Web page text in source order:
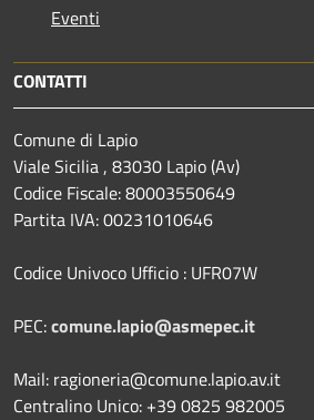
Eventi
CONTATTI
Comune di Lapio
Viale Sicilia , 83030 Lapio (Av)
Codice Fiscale: 80003550649
Partita IVA: 00231010646
Codice Univoco Ufficio : UFR07W
PEC:comune.lapio@asmepec.it
Mail: ragioneria@comune.lapio.av.it
Centralino Unico: +39 0825 982005